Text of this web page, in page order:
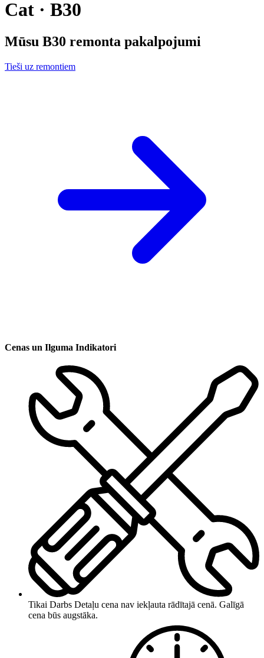
Cat · B30
Mūsu B30 remonta pakalpojumi
Tieši uz remontiem
Cenas un Ilguma Indikatori
Tikai Darbs Detaļu cena nav iekļauta rādītajā cenā. Galīgā
cena būs augstāka.